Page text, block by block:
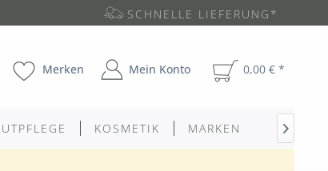
SCHNELLE LIEFERUNG*
Merken Mein Konto 0,00 € *
KOSMETIK MARKEN 